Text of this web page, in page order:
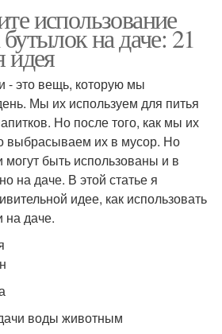
использование
на даче: 21
идея
- это вещь, которую мы
Мы их используем для питья
Но после того, как мы их
выбрасываем их в мусор. Но
могут быть использованы и в
на даче. В этой статье я
идее, как использовать
на даче.
воды животным